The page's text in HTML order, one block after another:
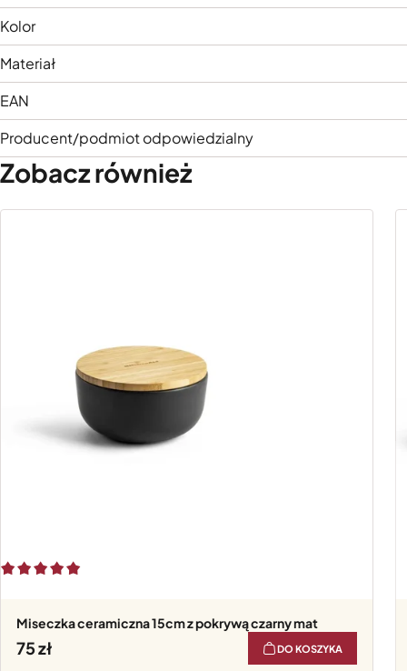
Kolor
Materiał
EAN
Producent/podmiot odpowiedzialny
Zobacz również
Miseczka ceramiczna 15cm z pokrywą czarny mat
75 DO KOSZYKA